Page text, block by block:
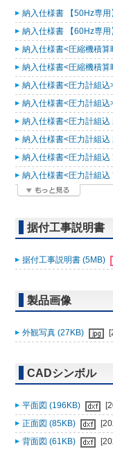
納入仕様書 【50Hz専
納入仕様書 【60Hz専
納入仕様書<圧縮機積
納入仕様書<圧縮機積
納入仕様書<圧力計組
納入仕様書<圧力計組
納入仕様書<圧力計組
納入仕様書<圧力計組
納入仕様書<圧力計組込
納入仕様書<圧力計組込
据付工事説明書
据付工事説明書 (5MB)
製品画像
外観写真 (27KB)
CADシンボル
平面図 (196KB)
正面図 (85KB)
背面図 (61KB)